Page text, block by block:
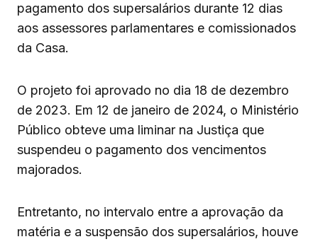
pagamento dos supersalários durante 12 dias
aos assessores parlamentares e comissionados
da Casa.
O projeto foi aprovado no dia 18 de dezembro
de 2023. Em 12 de janeiro de 2024, o Ministério
Público obteve uma liminar na Justiça que
suspendeu o pagamento dos vencimentos
majorados.
Entretanto, no intervalo entre a aprovação da
matéria e a suspensão dos supersalários, houve